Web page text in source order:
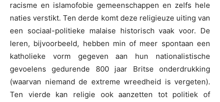
racisme en islamofobie gemeenschappen en zelfs hele
naties verstikt. Ten derde komt deze religieuze uiting van
een sociaal-politieke malaise historisch vaak voor. De
Ieren, bijvoorbeeld, hebben min of meer spontaan een
katholieke vorm gegeven aan hun nationalistische
gevoelens gedurende 800 jaar Britse onderdrukking
(waarvan niemand de extreme wreedheid is vergeten).
Ten vierde kan religie ook aanzetten tot politiek of